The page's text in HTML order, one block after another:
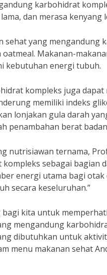
karbohidrat
dan merasa kenyang
sehat yang mengandung
Makanan-
kebutuhan energi tubuh.
kompleks juga
memiliki indeks
lonjakan gula darah
penambahan berat
nutrisiawan ternama,
sebagai bagian
energi utama bagi
secara keseluruhan.”
kita untuk
mengandung
dibutuhkan untuk
menu makanan sehat